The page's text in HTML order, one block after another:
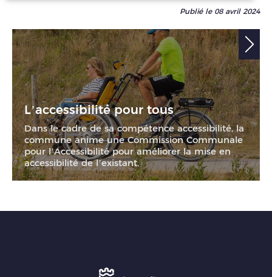
Publié le 08 avril 2024
L’accessibilité pour tous
Dans le cadre de sa compétence accessibilité, la
commune anime une Commission Communale
pour l’Accessibilité pour améliorer la mise en
accessibilité de l’existant.